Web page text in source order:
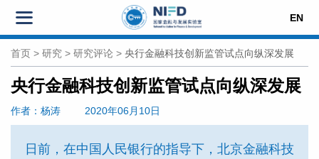
EN
首页 > 研究 > 研究评论 > 央行金融科技创新监管试点向纵深发展
央行金融科技创新监管试点向纵深发展
作者 ：杨涛 2020年06月10日
日前，在中国人民银行的指导下，北京金融科技